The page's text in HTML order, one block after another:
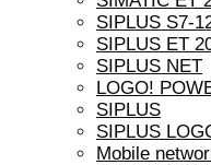
SIPLUS S7-
SIPLUS ET
SIPLUS NET
LOGO!
SIPLUS
SIPLUS
Mobile